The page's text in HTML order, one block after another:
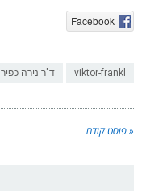
Facebook
viktor-frankl ד"ר נירה כפיר
« פוסט קודם